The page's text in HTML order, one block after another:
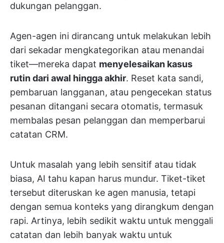
dukungan pelanggan.
Agen-agen ini dirancang untuk melakukan lebih
dari sekadar mengkategorikan atau menandai
tiket—mereka dapat menyelesaikan kasus
rutin dari awal hingga akhir. Reset kata sandi,
pembaruan langganan, atau pengecekan status
pesanan ditangani secara otomatis, termasuk
membalas pesan pelanggan dan memperbarui
catatan CRM.
Untuk masalah yang lebih sensitif atau tidak
biasa, AI tahu kapan harus mundur. Tiket-tiket
tersebut diteruskan ke agen manusia, tetapi
dengan semua konteks yang dirangkum dengan
rapi. Artinya, lebih sedikit waktu untuk menggali
catatan dan lebih banyak waktu untuk